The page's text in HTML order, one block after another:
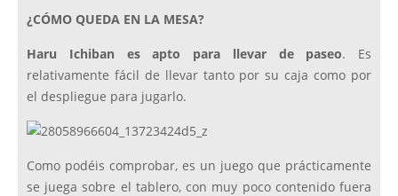
¿CÓMO QUEDA EN LA MESA?
Haru Ichiban es apto para llevar de paseo. Es
relativamente fácil de llevar tanto por su caja como por
el despliegue para jugarlo.
Como podéis comprobar, es un juego que prácticamente
se juega sobre el tablero, con muy poco contenido fuera